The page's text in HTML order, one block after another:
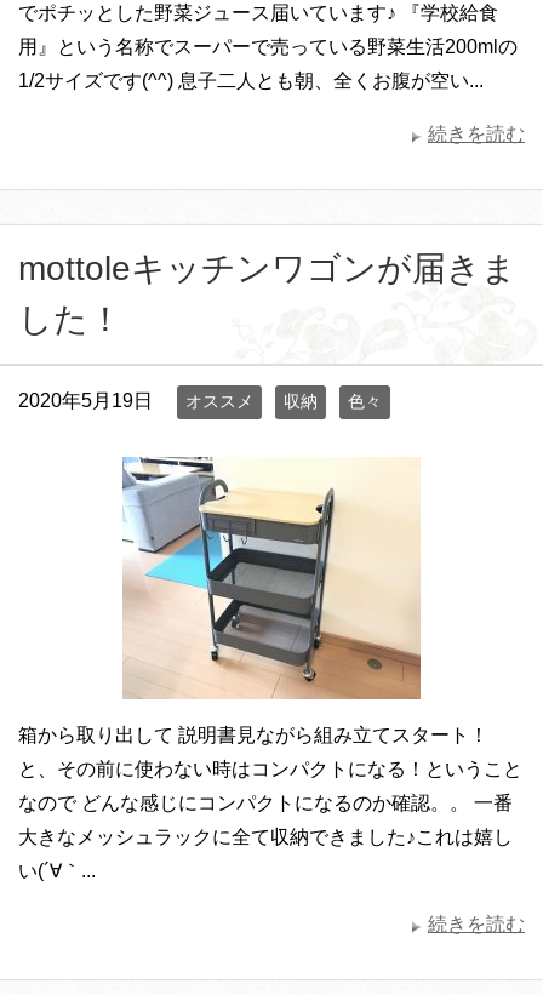
でポチッとした野菜ジュース届いています♪ 『学校給食
用』という名称でスーパーで売っている野菜生活200mlの
1/2サイズです(^^) 息子二人とも朝、全くお腹が空い...
続きを読む
mottoleキッチンワゴンが届きま
した！
2020年5月19日 オススメ 収納 色々
箱から取り出して 説明書見ながら組み立てスタート！
と、その前に使わない時はコンパクトになる！ということ
なので どんな感じにコンパクトになるのか確認。。 一番
大きなメッシュラックに全て収納できました♪これは嬉し
い(´∀｀...
続きを読む